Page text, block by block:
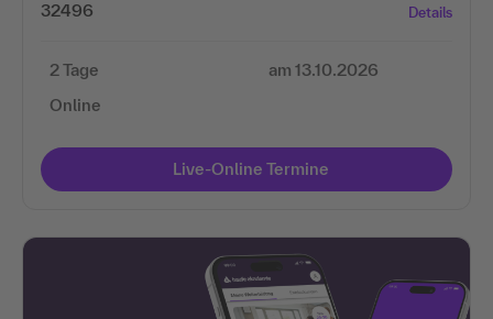
32496
Details
2 Tage
Online
am 13.10.2026
Live-Online Termine